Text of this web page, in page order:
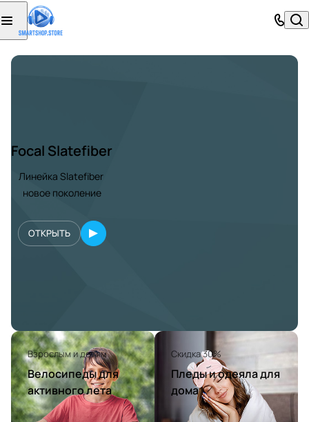
Focal Slatefiber
Линейка Slatefiber
новое поколение
ОТКРЫТЬ
Взрослым и детям
Велосипеды для
активного лета
Скидка 30%
Пледы и одеяла для
дома